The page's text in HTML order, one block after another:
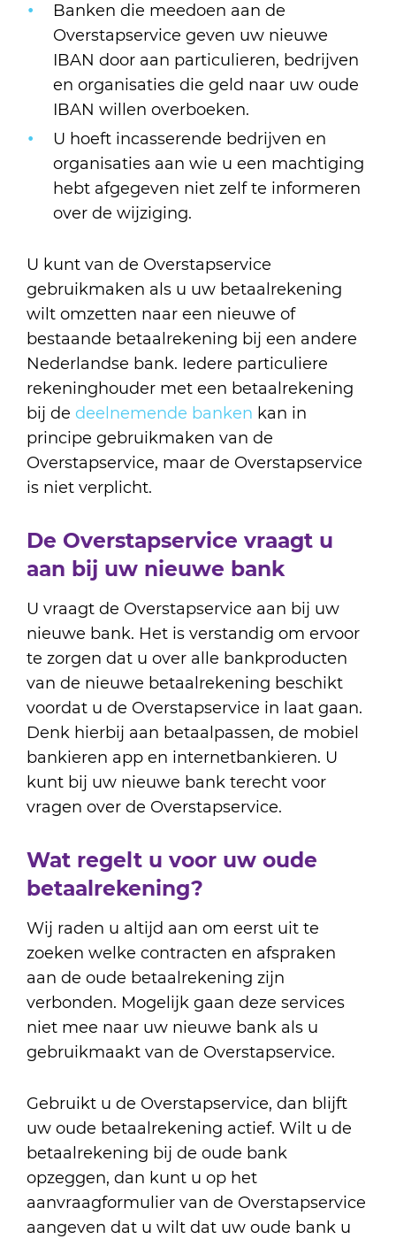
Banken die meedoen aan de
Overstapservice geven uw nieuwe
IBAN door aan particulieren, bedrijven
en organisaties die geld naar uw oude
IBAN willen overboeken.
U hoeft incasserende bedrijven en
organisaties aan wie u een machtiging
hebt afgegeven niet zelf te informeren
over de wijziging.
U kunt van de Overstapservice
gebruikmaken als u uw betaalrekening
wilt omzetten naar een nieuwe of
bestaande betaalrekening bij een andere
Nederlandse bank. Iedere particuliere
rekeninghouder met een betaalrekening
bij de deelnemende banken kan in
principe gebruikmaken van de
Overstapservice, maar de Overstapservice
is niet verplicht.
De Overstapservice vraagt u
aan bij uw nieuwe bank
U vraagt de Overstapservice aan bij uw
nieuwe bank. Het is verstandig om ervoor
te zorgen dat u over alle bankproducten
van de nieuwe betaalrekening beschikt
voordat u de Overstapservice in laat gaan.
Denk hierbij aan betaalpassen, de mobiel
bankieren app en internetbankieren. U
kunt bij uw nieuwe bank terecht voor
vragen over de Overstapservice.
Wat regelt u voor uw oude
betaalrekening?
Wij raden u altijd aan om eerst uit te
zoeken welke contracten en afspraken
aan de oude betaalrekening zijn
verbonden. Mogelijk gaan deze services
niet mee naar uw nieuwe bank als u
gebruikmaakt van de Overstapservice.
Gebruikt u de Overstapservice, dan blijft
uw oude betaalrekening actief. Wilt u de
betaalrekening bij de oude bank
opzeggen, dan kunt u op het
aanvraagformulier van de Overstapservice
aangeven dat u wilt dat uw oude bank u